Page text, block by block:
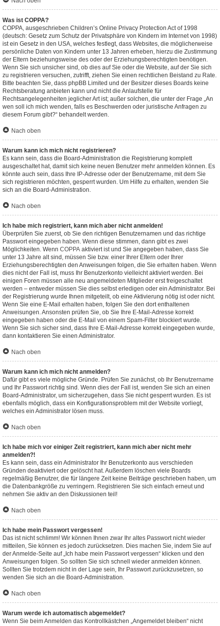
Was ist COPPA?
COPPA, ausgeschrieben Children’s Online Privacy Protection Act of 1998
(deutsch: Gesetz zum Schutz der Privatsphäre von Kindern im Internet von 1998)
ist ein Gesetz in den USA, welches festlegt, dass Websites, die möglicherweise
persönliche Daten von Kindern unter 13 Jahren erheben, hierzu die Zustimmung
der Eltern beziehungsweise des oder der Erziehungsberechtigten benötigen.
Wenn Sie sich unsicher sind, ob dies auf Sie oder die Website, auf der Sie sich
zu registrieren versuchen, zutrifft, ziehen Sie einen rechtlichen Beistand zu Rate.
Bitte beachten Sie, dass phpBB Limited und der Besitzer dieses Boards keine
Rechtsberatung anbieten kann und nicht die Anlaufstelle für
Rechtsangelegenheiten jeglicher Art ist; außer solchen, die unter der Frage „An
wen soll ich mich wenden, falls es Beschwerden oder juristische Anfragen zu
diesem Forum gibt?“ behandelt werden.
Nach oben
Warum kann ich mich nicht registrieren?
Es kann sein, dass die Board-Administration die Registrierung komplett
ausgeschaltet hat, damit sich keine neuen Benutzer mehr anmelden können. Es
könnte auch sein, dass Ihre IP-Adresse oder der Benutzername, mit dem Sie
sich registrieren möchten, gesperrt wurden. Um Hilfe zu erhalten, wenden Sie
sich an die Board-Administration.
Nach oben
Ich habe mich registriert, kann mich aber nicht anmelden!
Überprüfen Sie zuerst, ob Sie den richtigen Benutzernamen und das richtige
Passwort eingegeben haben. Wenn diese stimmen, dann gibt es zwei
Möglichkeiten. Wenn COPPA aktiviert ist und Sie angegeben haben, dass Sie
unter 13 Jahre alt sind, müssen Sie bzw. einer Ihrer Eltern oder Ihrer
Erziehungsberechtigten den Anweisungen folgen, die Sie erhalten haben. Wenn
dies nicht der Fall ist, muss Ihr Benutzerkonto vielleicht aktiviert werden. Bei
einigen Foren müssen alle neu angemeldeten Mitglieder erst freigeschaltet
werden – entweder müssen Sie dies selbst erledigen oder ein Administrator. Bei
der Registrierung wurde Ihnen mitgeteilt, ob eine Aktivierung nötig ist oder nicht.
Wenn Sie eine E-Mail erhalten haben, folgen Sie den dort enthaltenen
Anweisungen. Ansonsten prüfen Sie, ob Sie Ihre E-Mail-Adresse korrekt
eingegeben haben oder die E-Mail von einem Spam-Filter blockiert wurde.
Wenn Sie sich sicher sind, dass Ihre E-Mail-Adresse korrekt eingegeben wurde,
dann kontaktieren Sie einen Administrator.
Nach oben
Warum kann ich mich nicht anmelden?
Dafür gibt es viele mögliche Gründe. Prüfen Sie zunächst, ob Ihr Benutzername
und Ihr Passwort richtig sind. Wenn dies der Fall ist, wenden Sie sich an einen
Board-Administrator, um sicherzugehen, dass Sie nicht gesperrt wurden. Es ist
ebenfalls möglich, dass ein Konfigurationsproblem mit der Website vorliegt,
welches ein Administrator lösen muss.
Nach oben
Ich habe mich vor einiger Zeit registriert, kann mich aber nicht mehr
anmelden?!
Es kann sein, dass ein Administrator Ihr Benutzerkonto aus verschieden
Gründen deaktiviert oder gelöscht hat. Außerdem löschen viele Boards
regelmäßig Benutzer, die für längere Zeit keine Beiträge geschrieben haben, um
die Datenbankgröße zu verringern. Registrieren Sie sich einfach erneut und
nehmen Sie aktiv an den Diskussionen teil!
Nach oben
Ich habe mein Passwort vergessen!
Das ist nicht schlimm! Wir können Ihnen zwar Ihr altes Passwort nicht wieder
mitteilen, Sie können es jedoch zurücksetzen. Dies machen Sie, indem Sie auf
der Anmelde-Seite auf „Ich habe mein Passwort vergessen“ klicken und den
Anweisungen folgen. So sollten Sie sich schnell wieder anmelden können.
Sollten Sie trotzdem nicht in der Lage sein, Ihr Passwort zurückzusetzen, so
wenden Sie sich an die Board-Administration.
Nach oben
Warum werde ich automatisch abgemeldet?
Wenn Sie beim Anmelden das Kontrollkästchen „Angemeldet bleiben“ nicht